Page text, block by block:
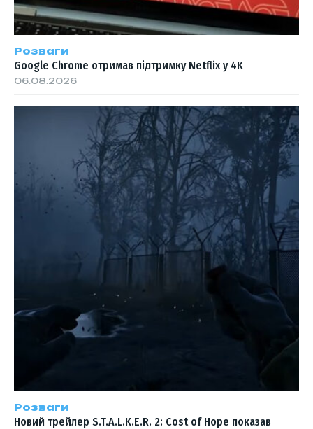
Розваги
Google Chrome отримав підтримку Netflix у 4K
06.08.2026
Розваги
Новий трейлер S.T.A.L.K.E.R. 2: Cost of Hope показав